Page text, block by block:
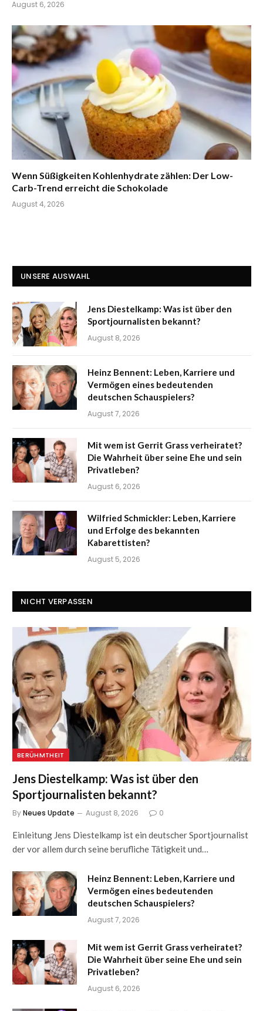
August 6, 2026
Wenn Süßigkeiten Kohlenhydrate zählen: Der Low-
Carb-Trend erreicht die Schokolade
August 4, 2026
UNSERE AUSWAHL
Jens Diestelkamp: Was ist über den
Sportjournalisten bekannt?
August 8, 2026
Heinz Bennent: Leben, Karriere und
Vermögen eines bedeutenden
deutschen Schauspielers?
August 7, 2026
Mit wem ist Gerrit Grass verheiratet?
Die Wahrheit über seine Ehe und sein
Privatleben?
August 6, 2026
Wilfried Schmickler: Leben, Karriere
und Erfolge des bekannten
Kabarettisten?
August 5, 2026
NICHT VERPASSEN
BERÜHMTHEIT
Jens Diestelkamp: Was ist über den
Sportjournalisten bekannt?
ByNeues Update August 8, 2026 0
Einleitung Jens Diestelkamp ist ein deutscher Sportjournalist
der vor allem durch seine berufliche Tätigkeit und…
Heinz Bennent: Leben, Karriere und
Vermögen eines bedeutenden
deutschen Schauspielers?
August 7, 2026
Mit wem ist Gerrit Grass verheiratet?
Die Wahrheit über seine Ehe und sein
Privatleben?
August 6, 2026